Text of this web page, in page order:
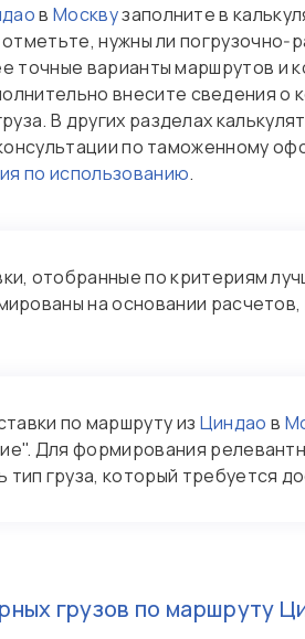
вМосквузаполните в
нужны ли
точные варианты маршрутов и
внесите сведения о
В других разделах
по таможенному
по использованию.
отобранные по критериям
на основании
по маршруту из Циндао в
Для формирования
груза, который требуется
грузов по маршруту